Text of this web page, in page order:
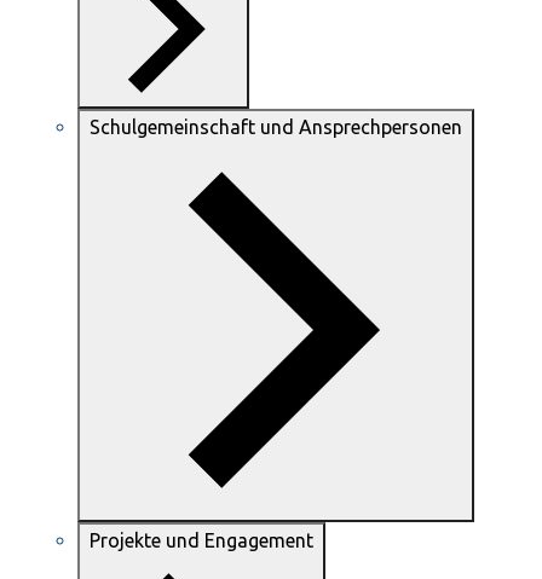
Schulgemeinschaft und Ansprechpersonen
Projekte und Engagement